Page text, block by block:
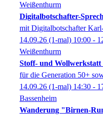
Weißenthurm
Digitalbotschafter-
mit Digitalbotschafter
14.09.26 (1-mal) 10:00 -
Weißenthurm
Stoff- und Wollwerkstatt
für die Generation 50+
14.09.26 (1-mal) 14:30 -
Bassenheim
Wanderung "Birnen-